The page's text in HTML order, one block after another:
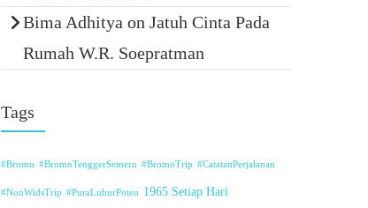
Bima Adhitya onJatuh Cinta Pada
Rumah W.R. Soepratman
Tags
#Bromo #BromoTenggerSemeru #BromoTrip #CatatanPerjalanan
#NonWidsTrip #PuraLuhurPoten 1965 Setiap Hari